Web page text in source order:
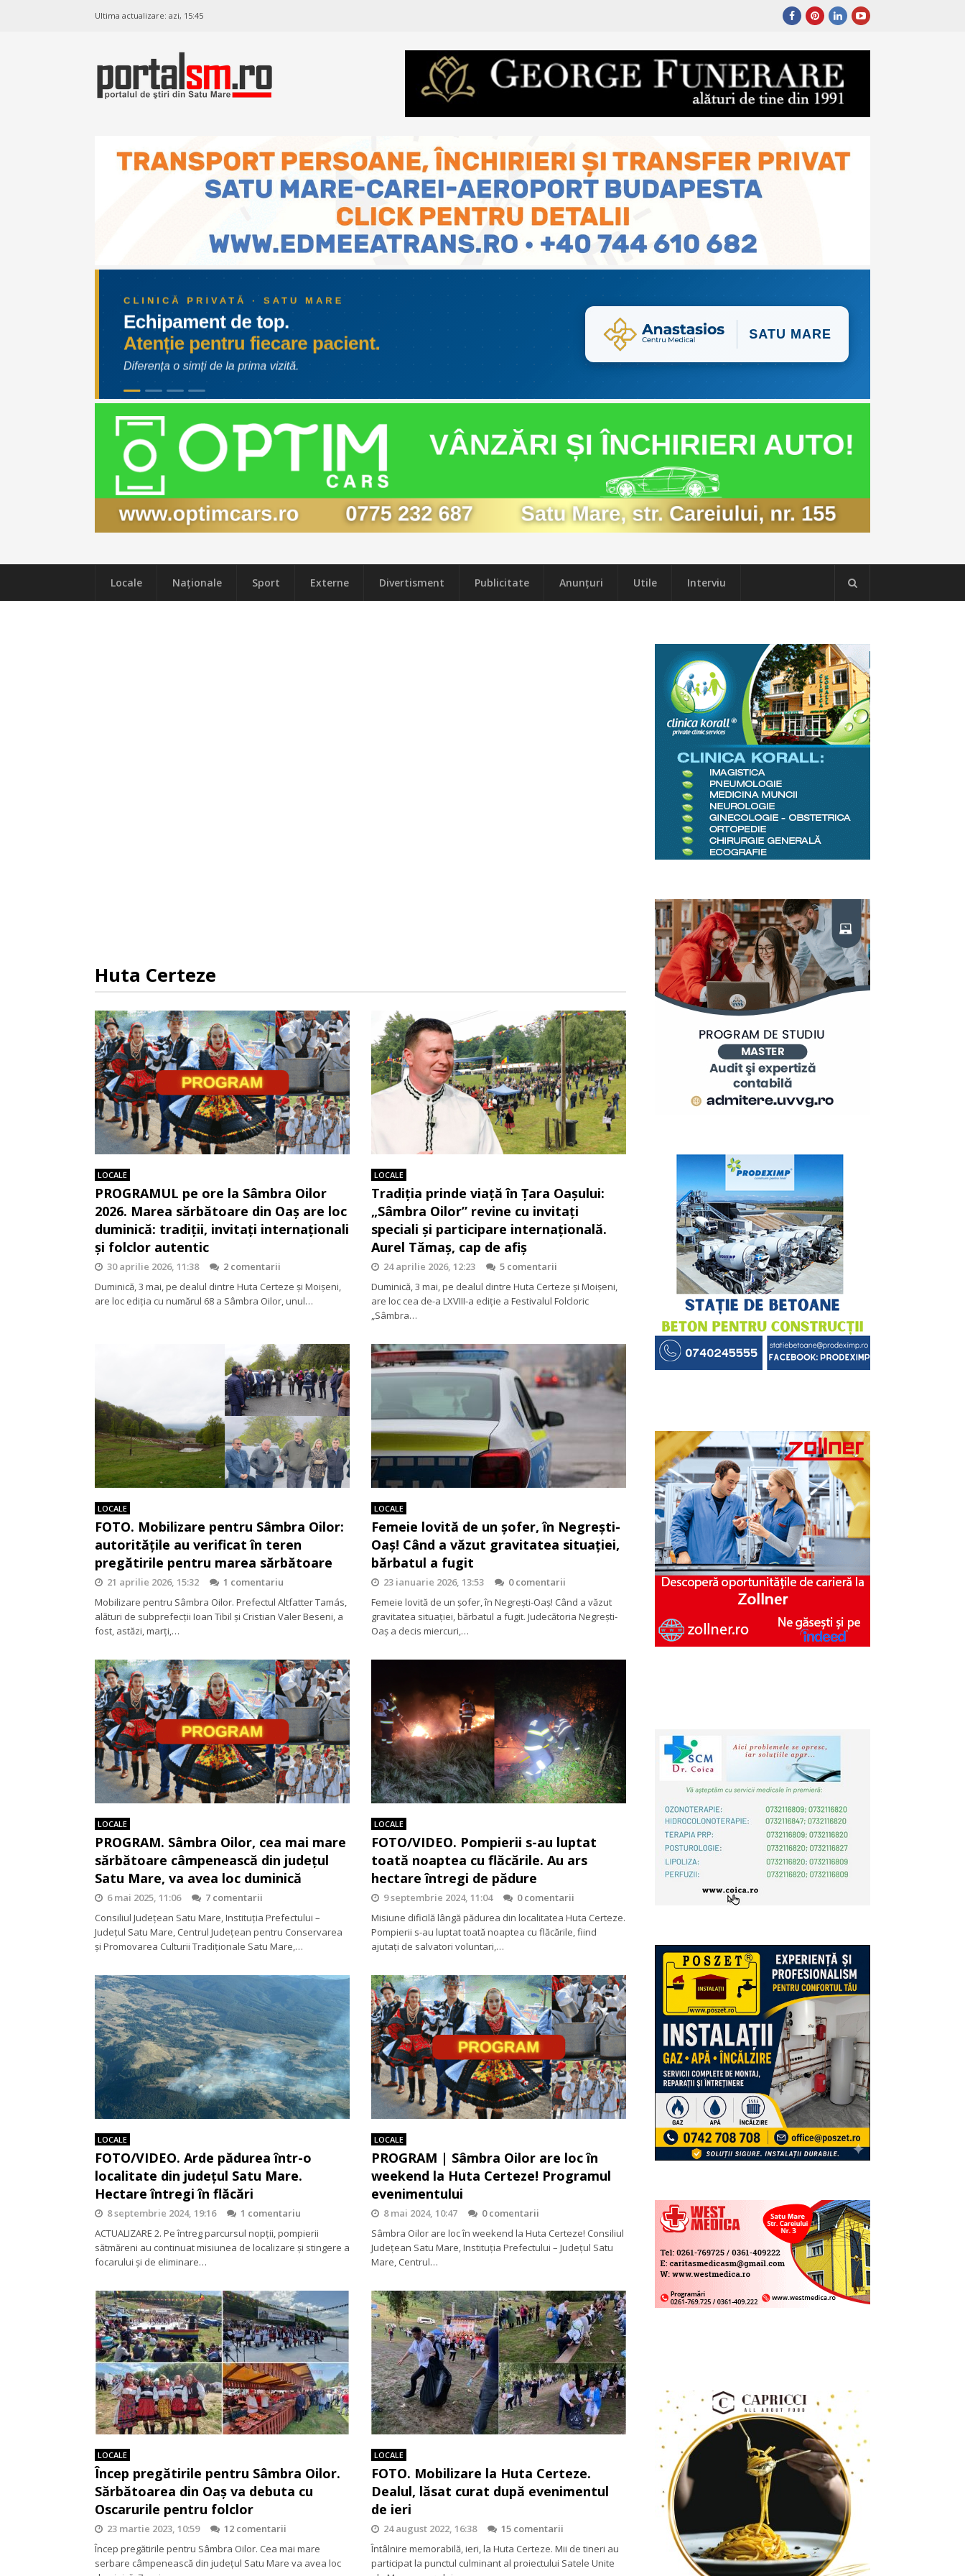
Ultima actualizare: azi, 15:45
Locale Naţionale Sport Externe Divertisment Publicitate Anunțuri Utile Interviu
Huta Certeze
LOCALE
PROGRAMUL pe ore la Sâmbra Oilor
2026. Marea sărbătoare din Oaș are loc
duminică: tradiții, invitați internaționali
și folclor autentic
30 aprilie 2026, 11:38
2 comentarii
Duminică, 3 mai, pe dealul dintre Huta Certeze și Moișeni,
are loc ediția cu numărul 68 a Sâmbra Oilor, unul…
LOCALE
Tradiția prinde viață în Țara Oașului:
„Sâmbra Oilor” revine cu invitați
speciali și participare internațională.
Aurel Tămaș, cap de afiș
24 aprilie 2026, 12:23
5 comentarii
Duminică, 3 mai, pe dealul dintre Huta Certeze și Moișeni,
are loc cea de-a LXVIII-a ediție a Festivalul Folcloric
„Sâmbra…
LOCALE
FOTO. Mobilizare pentru Sâmbra Oilor:
autoritățile au verificat în teren
pregătirile pentru marea sărbătoare
21 aprilie 2026, 15:32
1 comentariu
Mobilizare pentru Sâmbra Oilor. Prefectul Altfatter Tamás,
alături de subprefecții Ioan Tibil și Cristian Valer Beseni, a
fost, astăzi, marți,…
LOCALE
Femeie lovită de un șofer, în Negrești-
Oaș! Când a văzut gravitatea situației,
bărbatul a fugit
23 ianuarie 2026, 13:53
0 comentarii
Femeie lovită de un șofer, în Negrești-Oaș! Când a văzut
gravitatea situației, bărbatul a fugit. Judecătoria Negrești-
Oaș a decis miercuri,…
LOCALE
PROGRAM. Sâmbra Oilor, cea mai mare
sărbătoare câmpenească din județul
Satu Mare, va avea loc duminică
6 mai 2025, 11:06
7 comentarii
Consiliul Judeţean Satu Mare, Instituția Prefectului –
Județul Satu Mare, Centrul Judeţean pentru Conservarea
şi Promovarea Culturii Tradiţionale Satu Mare,…
LOCALE
FOTO/VIDEO. Pompierii s-au luptat
toată noaptea cu flăcările. Au ars
hectare întregi de pădure
9 septembrie 2024, 11:04
0 comentarii
Misiune dificilă lângă pădurea din localitatea Huta Certeze.
Pompierii s-au luptat toată noaptea cu flăcările, fiind
ajutați de salvatori voluntari,…
LOCALE
FOTO/VIDEO. Arde pădurea într-o
localitate din județul Satu Mare.
Hectare întregi în flăcări
8 septembrie 2024, 19:16
1 comentariu
ACTUALIZARE 2. Pe întreg parcursul nopții, pompierii
sătmăreni au continuat misiunea de localizare și stingere a
focarului și de eliminare…
LOCALE
PROGRAM | Sâmbra Oilor are loc în
weekend la Huta Certeze! Programul
evenimentului
8 mai 2024, 10:47
0 comentarii
Sâmbra Oilor are loc în weekend la Huta Certeze! Consiliul
Judeţean Satu Mare, Instituția Prefectului – Județul Satu
Mare, Centrul…
LOCALE
Încep pregătirile pentru Sâmbra Oilor.
Sărbătoarea din Oaș va debuta cu
Oscarurile pentru folclor
23 martie 2023, 10:59
12 comentarii
Încep pregătirile pentru Sâmbra Oilor. Cea mai mare
serbare câmpenească din județul Satu Mare va avea loc
LOCALE
FOTO. Mobilizare la Huta Certeze.
Dealul, lăsat curat după evenimentul
de ieri
24 august 2022, 16:38
15 comentarii
Întâlnire memorabilă, ieri, la Huta Certeze. Mii de tineri au
participat la punctul culminant al proiectului Satele Unite